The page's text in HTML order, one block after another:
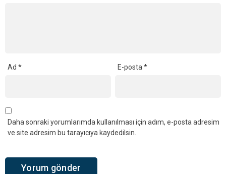
Ad * E-posta*
Daha sonraki yorumlarımda kullanılması için adım, e-posta adresim
ve site adresim bu tarayıcıya kaydedilsin.